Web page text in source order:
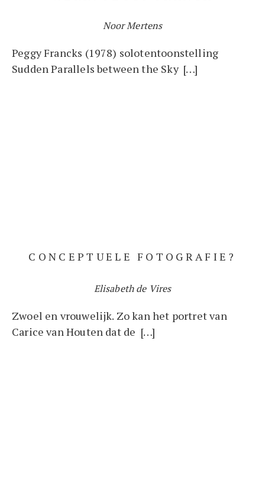
Noor Mertens
Peggy Francks (1978) solotentoonstelling
Sudden Parallels between the Sky […]
CONCEPTUELE FOTOGRAFIE?
Elisabeth de Vires
Zwoel en vrouwelijk. Zo kan het portret van
Carice van Houten dat de […]